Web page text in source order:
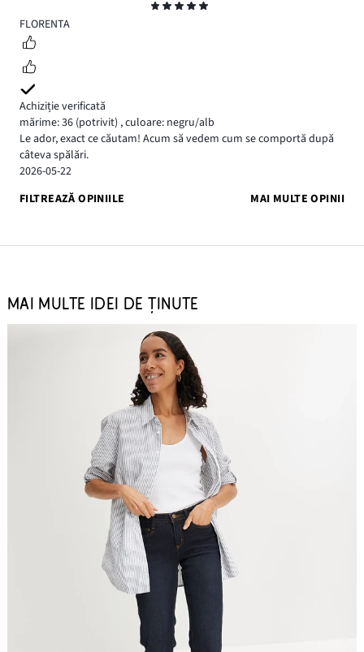
5
FLORENTA
Achiziție verificată
mărime: 36 (potrivit) ,culoare: negru/alb
Le ador, exact ce căutam! Acum să vedem cum se comportă după
câteva spălări.
2026-05-22
FILTREAZĂ OPINIILE
MAI MULTE OPINII
MAI MULTE IDEI DE ȚINUTE